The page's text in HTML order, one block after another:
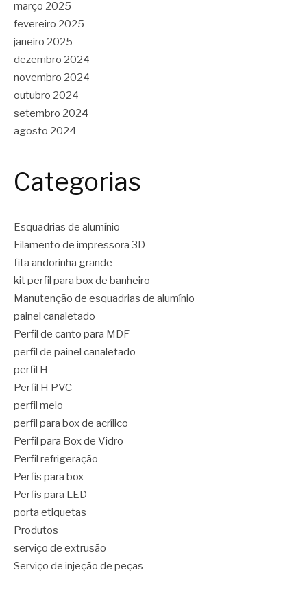
março 2025
fevereiro 2025
janeiro 2025
dezembro 2024
novembro 2024
outubro 2024
setembro 2024
agosto 2024
Categorias
Esquadrias de alumínio
Filamento de impressora 3D
fita andorinha grande
kit perfil para box de banheiro
Manutenção de esquadrias de alumínio
painel canaletado
Perfil de canto para MDF
perfil de painel canaletado
perfil H
Perfil H PVC
perfil meio
perfil para box de acrílico
Perfil para Box de Vidro
Perfil refrigeração
Perfis para box
Perfis para LED
porta etiquetas
Produtos
serviço de extrusão
Serviço de injeção de peças